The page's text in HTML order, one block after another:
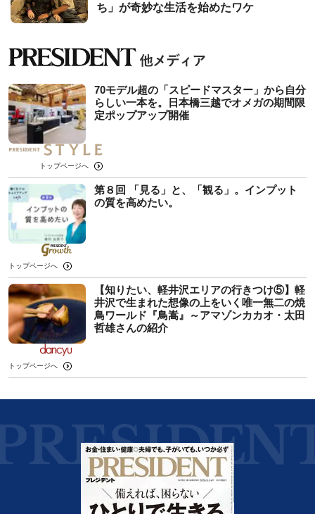
ち」が奇妙な生活を始めたワケ
70モデル超の「スピードマスター」から自分
らしい一本を。日本橋三越でオメガの期間限
定ポップアップ開催
トップページへ
第８回 「見る」と、「観る」。インプット
の質を高めたい。
トップページへ
【知りたい、軽井沢エリアの行きつけ⑤】軽
井沢で生まれた想像の上をいく唯一無二の焼
鳥ワールド『鳥嵩』～アマゾンカカオ・太田
哲雄さんの紹介
トップページへ